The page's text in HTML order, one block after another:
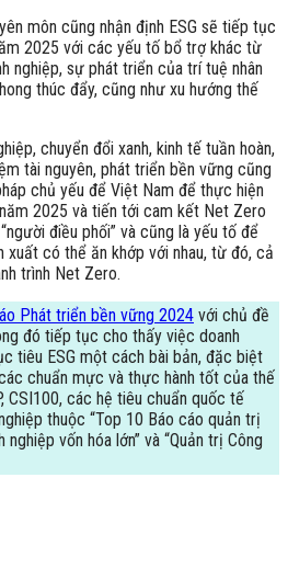
môn cũng nhận định ESG sẽ tiếp tục
2025 với các yếu tố bổ trợ khác từ
nghiệp, sự phát triển của trí tuệ nhân
thúc đẩy, cũng như xu hướng thế
chuyển đổi xanh, kinh tế tuần hoàn,
tài nguyên, phát triển bền vững cũng
chủ yếu để Việt Nam để thực hiện
2025 và tiến tới cam kết Net Zero
điều phối” và cũng là yếu tố để
xuất có thể ăn khớp với nhau, từ đó, cả
trình Net Zero.
Phát triển bền vững 2024 với chủ đề
đó tiếp tục cho thấy việc doanh
tiêu ESG một cách bài bản, đặc biệt
chuẩn mực và thực hành tốt của thế
CSI100, các hệ tiêu chuẩn quốc tế
thuộc “Top 10 Báo cáo quản trị
vốn hóa lớn” và “Quản trị Công